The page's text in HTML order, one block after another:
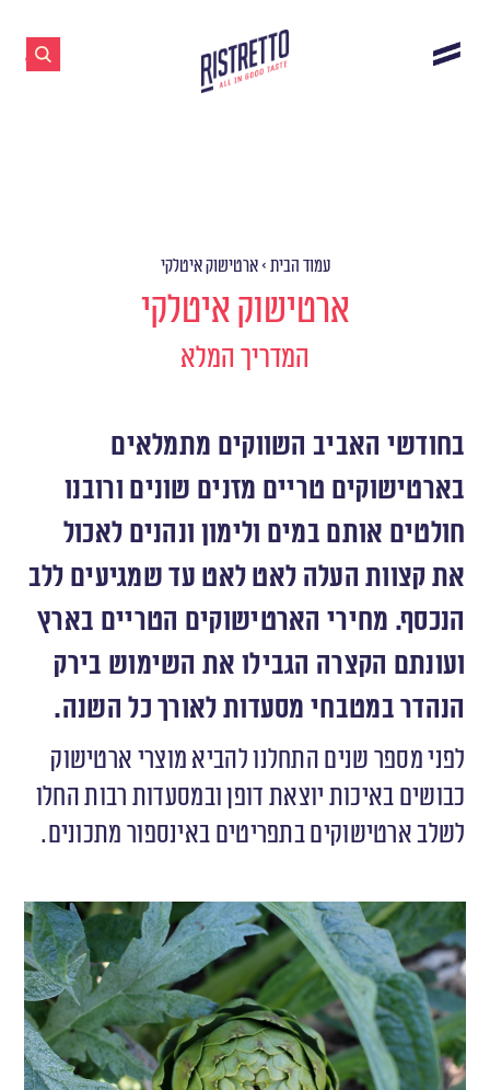
עמוד הבית >ארטישוק איטלקי
ארטישוק איטלקי
המדריך המלא
בחודשי האביב השווקים מתמלאים
בארטישוקים טריים מזנים שונים ורובנו
חולטים אותם במים ולימון ונהנים לאכול
את קצוות העלה לאט לאט עד שמגיעים ללב
הנכסף. מחירי הארטישוקים הטריים בארץ
ועונתם הקצרה הגבילו את השימוש בירק
הנהדר במטבחי מסעדות לאורך כל השנה.
לפני מספר שנים התחלנו להביא מוצרי ארטישוק
כבושים באיכות יוצאת דופן ובמסעדות רבות החלו
לשלב ארטישוקים בתפריטים באינספור מתכונים.